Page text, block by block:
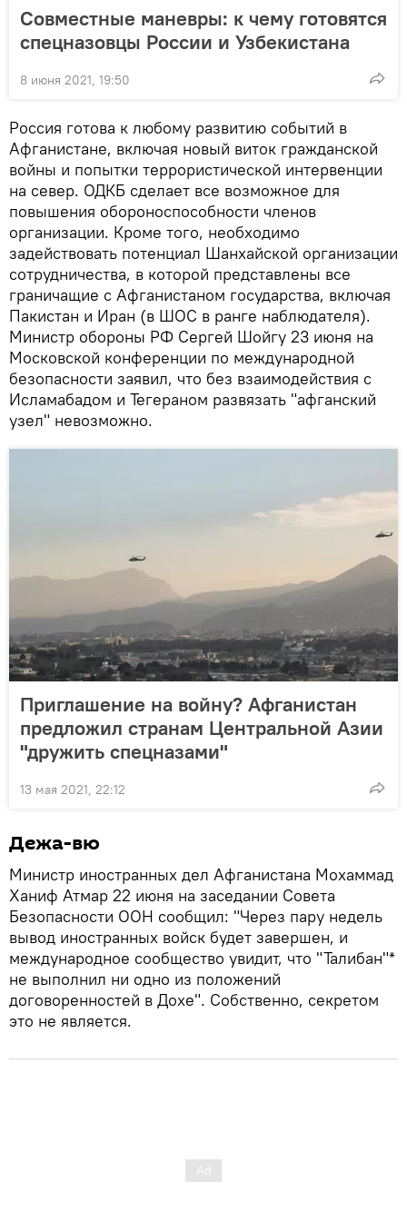
Совместные маневры: к чему готовятся
спецназовцы России и Узбекистана
8 июня 2021, 19:50
Россия готова к любому развитию событий в
Афганистане, включая новый виток гражданской
войны и попытки террористической интервенции
на север. ОДКБ сделает все возможное для
повышения обороноспособности членов
организации. Кроме того, необходимо
задействовать потенциал Шанхайской организации
сотрудничества, в которой представлены все
граничащие с Афганистаном государства, включая
Пакистан и Иран (в ШОС в ранге наблюдателя).
Министр обороны РФ Сергей Шойгу 23 июня на
Московской конференции по международной
безопасности заявил, что без взаимодействия с
Исламабадом и Тегераном развязать "афганский
узел" невозможно.
Приглашение на войну? Афганистан
предложил странам Центральной Азии
"дружить спецназами"
13 мая 2021, 22:12
Дежа-вю
Министр иностранных дел Афганистана Мохаммад
Ханиф Атмар 22 июня на заседании Совета
Безопасности ООН сообщил: "Через пару недель
вывод иностранных войск будет завершен, и
международное сообщество увидит, что "Талибан"*
не выполнил ни одно из положений
договоренностей в Дохе". Собственно, секретом
это не является.